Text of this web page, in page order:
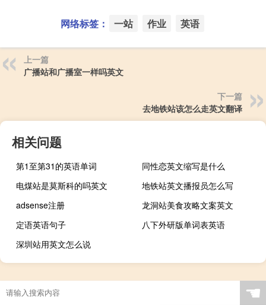
网络标签： 一站 作业 英语
上一篇
广播站和广播室一样吗英文
下一篇
去地铁站该怎么走英文翻译
相关问题
第1至第31的英语单词
同性恋英文缩写是什么
电煤站是莫斯科的吗英文
地铁站英文播报员怎么写
adsense注册
龙洞站美食攻略文案英文
定语英语句子
八下外研版单词表英语
深圳站用英文怎么说
☚